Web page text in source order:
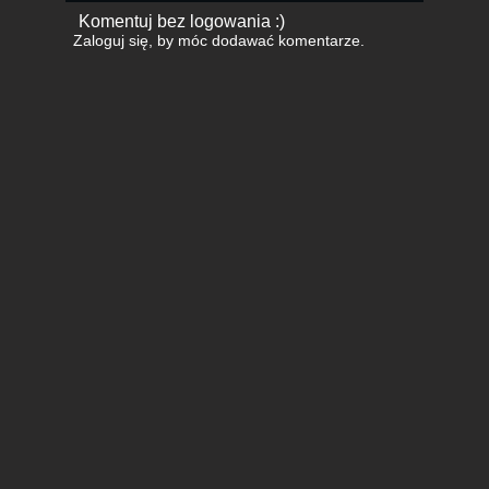
Komentuj bez logowania :)
Zaloguj się, by móc dodawać komentarze.